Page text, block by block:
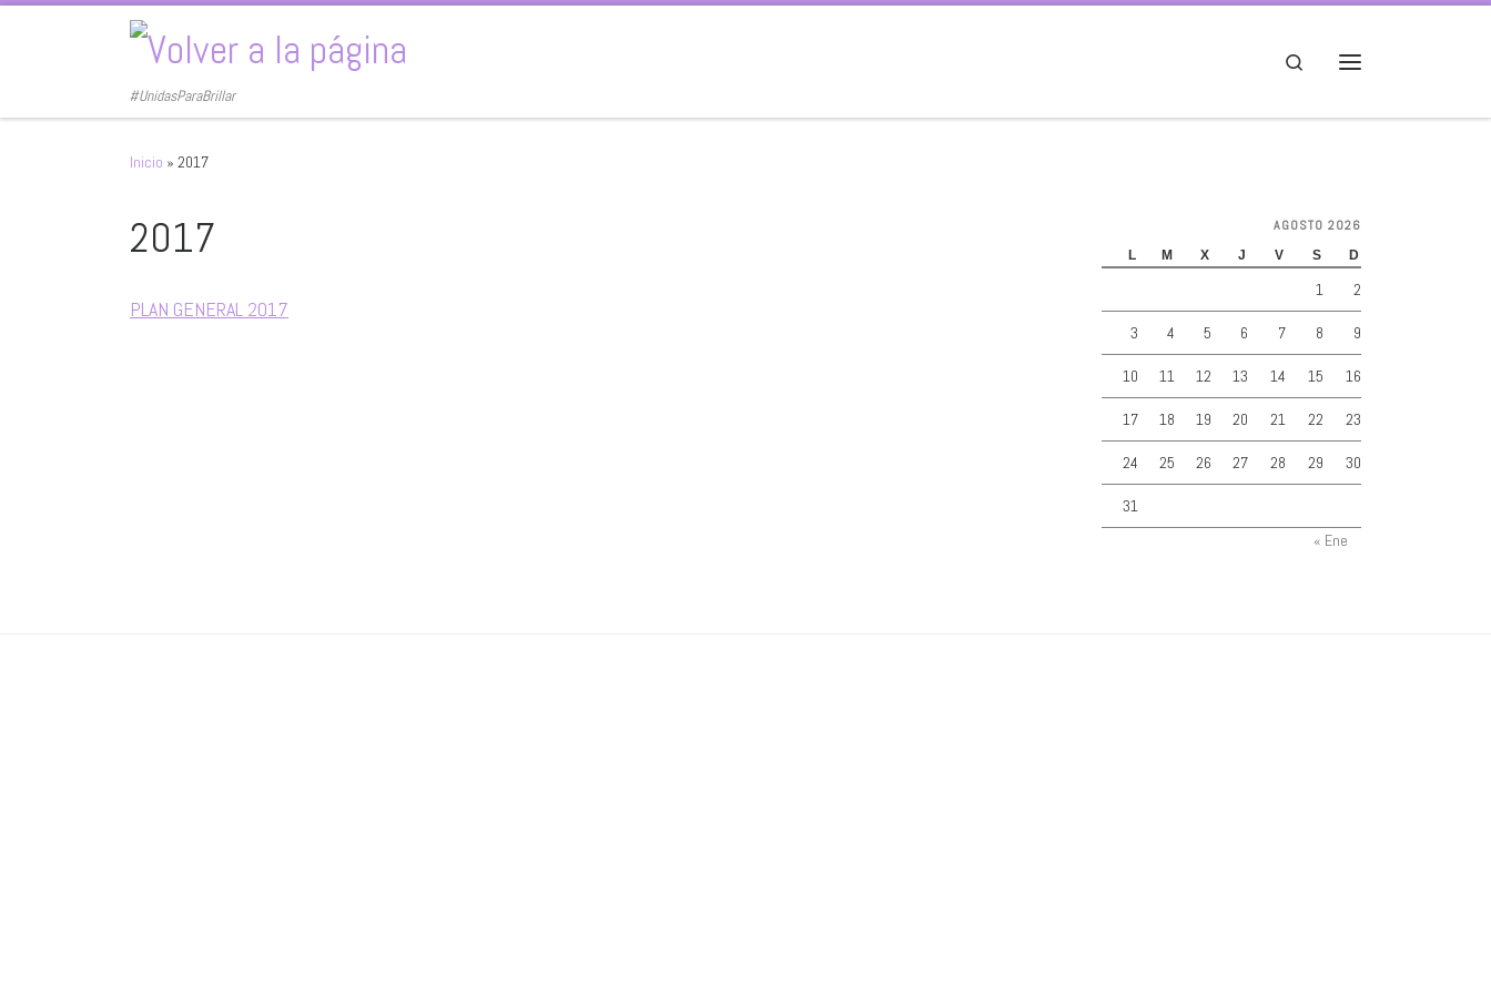
Saltar al contenido
#UnidasParaBrillar
Search
Inicio » 2017
2017
PLAN GENERAL 2017
AGOSTO 2026
L M X J V S D
1 2
3 4 5 6 7 8 9
10 11 12 13 14 15 16
17 18 19 20 21 22 23
24 25 26 27 28 29 30
31
« Ene